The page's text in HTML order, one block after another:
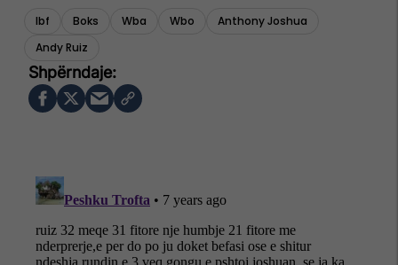
Ibf Boks Wba Wbo
Anthony Joshua
Andy Ruiz